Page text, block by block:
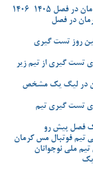
1405-1406
در فصل
روز تست گیری
تست گیری از تیم زیر
در لیگ یک مشخص
تست گیری تیم
فصل پیش رو
تیم فوتبال مس کرمان
ملی نوجوانان
یک